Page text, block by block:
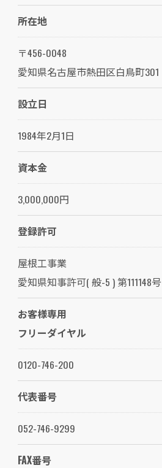
所在地
〒456-0048
愛知県名古屋市熱田区白鳥町301
設立日
1984年2月1日
資本金
3,000,000円
登録許可
屋根工事業
愛知県知事許可( 般-5 ) 第111148号
お客様専用
フリーダイヤル
0120-746-200
代表番号
052-746-9299
FAX番号